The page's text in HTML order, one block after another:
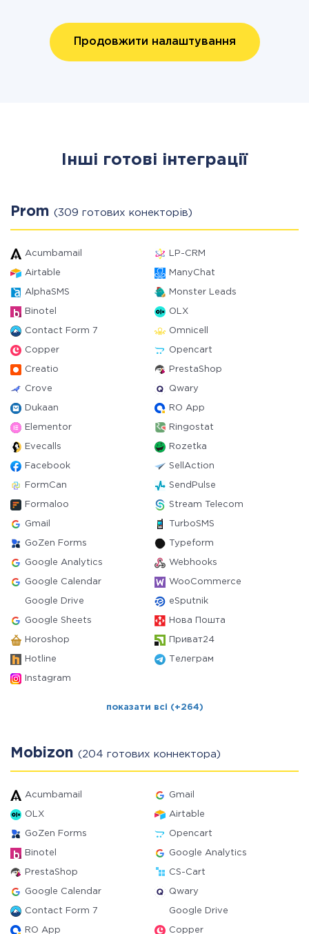
Продовжити налаштування
Інші готові інтеграції
Prom (309 готових конекторів)
Acumbamail LP-CRM
Airtable ManyChat
AlphaSMS Monster Leads
Binotel OLX
Contact Form 7 Omnicell
Copper Opencart
Creatio PrestaShop
Crove Qwary
Dukaan RO App
Elementor Ringostat
Evecalls Rozetka
Facebook SellAction
FormCan SendPulse
Formaloo Stream Telecom
Gmail TurboSMS
GoZen Forms Typeform
Google Analytics Webhooks
Google Calendar WooCommerce
Google Drive eSputnik
Google Sheets Нова Пошта
Horoshop Приват24
Hotline Телеграм
Instagram
показати всі (+264)
Mobizon (204 готових коннектора)
Acumbamail Gmail
OLX Airtable
GoZen Forms Opencart
Binotel Google Analytics
PrestaShop CS-Cart
Google Calendar Qwary
Contact Form 7 Google Drive
RO App Copper